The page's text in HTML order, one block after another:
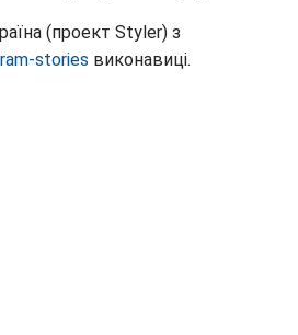
(проект Styler) з
stories виконавиці.